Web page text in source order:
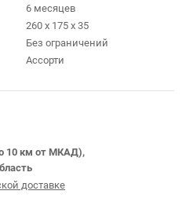
6 месяцев
260 х 175 х 35
Без ограничений
Ассорти
10 км от МКАД),
доставке